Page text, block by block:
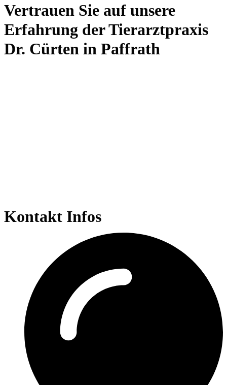
Vertrauen Sie auf unsere
Erfahrung der Tierarztpraxis
Dr. Cürten in Paffrath
Kontakt Infos